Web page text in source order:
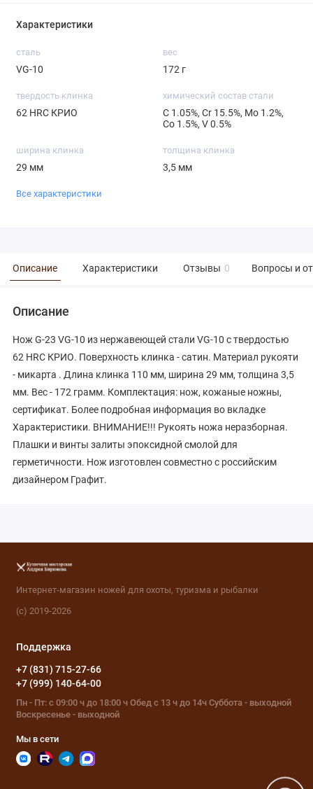
Характеристики
сталь
VG-10
вес
172 г
твердость клинка
62 HRC КРИО
химический состав стали
С 1.05%, Cr 15.5%, Mo 1.2%,
Со 1.5%, V 0.5%
ширина клинка
29 мм
толщина клинка
3,5 мм
Все характеристики
Описание Характеристики Отзывы 0 Вопросы и
Описание
Нож G-23 VG-10 из нержавеющей стали VG-10 с твердостью
62 HRC КРИО. Поверхность клинка - сатин. Материал рукояти
- микарта . Длина клинка 110 мм, ширина 29 мм, толщина 3,5
мм. Вес - 172 грамм. Комплектация: нож, кожаные ножны,
сертификат. Более подробная информация во вкладке
Характеристики. ВНИМАНИЕ!!! Рукоять ножа неразборная.
Плашки и винты залиты эпоксидной смолой для
герметичности. Нож изготовлен совместно с российским
дизайнером Графит.
Интернет-магазин ножей для охоты, туризма и рыбалки
(с) 2019-2026
Поддержка
+7 (831) 715-27-66
+7 (999) 140-64-00
Пн - Пт: с 09:00 ч до 18:00 ч Обед с 13 ч до 14ч Суббота - выходной
Воскресенье - выходной
Мы в сети